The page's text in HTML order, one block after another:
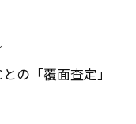
の「覆面査定」